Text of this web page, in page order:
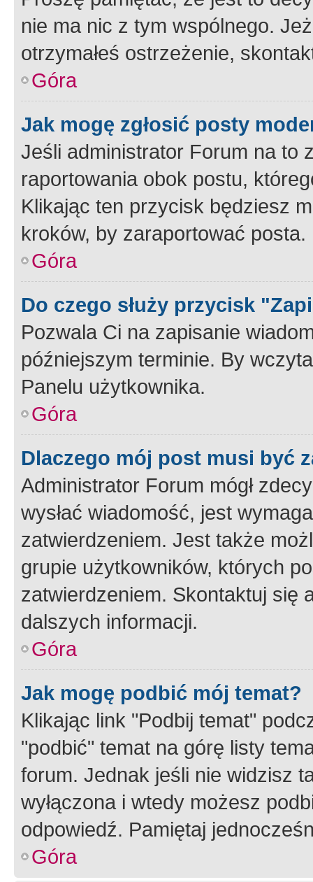
nie ma nic z tym wspólnego.
otrzymałeś ostrzeżenie,
Góra
Jak mogę zgłosić posty
Jeśli administrator Forum na to
raportowania obok postu,
Klikając ten przycisk będziesz
kroków, by zaraportować posta.
Góra
Do czego służy przycisk
Pozwala Ci na zapisanie
późniejszym terminie. By
Panelu użytkownika.
Góra
Dlaczego mój post musi być
Administrator Forum mógł
wysłać wiadomość, jest
zatwierdzeniem. Jest także
grupie użytkowników, których
zatwierdzeniem. Skontaktuj się
dalszych informacji.
Góra
Jak mogę podbić mój temat?
Klikając link "Podbij temat"
"podbić" temat na górę listy
forum. Jednak jeśli nie widzisz
wyłączona i wtedy możesz
odpowiedź. Pamiętaj
Góra